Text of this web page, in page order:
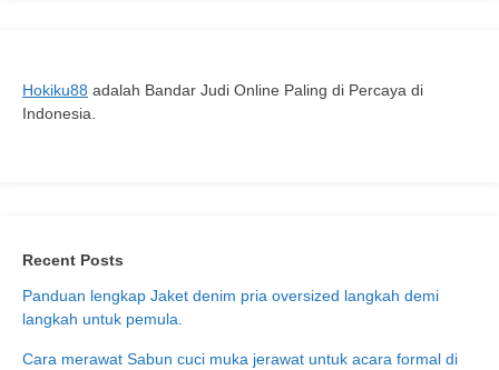
Hokiku88 adalah Bandar Judi Online Paling di Percaya di
Indonesia.
Recent Posts
Panduan lengkap Jaket denim pria oversized langkah demi
langkah untuk pemula.
Cara merawat Sabun cuci muka jerawat untuk acara formal di